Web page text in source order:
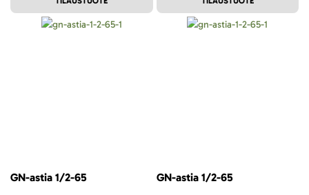
GN-astia 1/2-65 GN-astia 1/2-65